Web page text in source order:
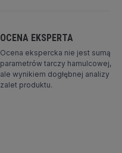
OCENA EKSPERTA
Ocena ekspercka nie jest sumą
parametrów tarczy hamulcowej,
ale wynikiem dogłębnej analizy
zalet produktu.